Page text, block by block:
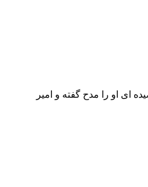
ای او را مدح گفته و امیر